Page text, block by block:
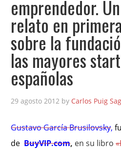
emprendedor.
relato en
sobre la
las mayores
españolas
29 agosto 2012 by Carlos Puig
Gustavo García Brusilovsky,
de BuyVIP.com, en su libro